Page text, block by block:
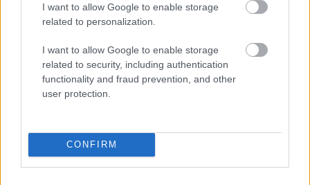
I want to allow Google to enable storage
related to personalization.
I want to allow Google to enable storage
related to security, including authentication
functionality and fraud prevention, and other
user protection.
CONFIRM
Először ahány Kadarkából sillert ittam idáig (Takler,
mindegyik más volt, így nagyon sztem nem tud
kilógni a Polgár siller a sorból. Ahány borász, annyi
stílus, mind a saját elgondolását tartja szem előtt,
hogy mit akar átadni a "siller"-rel. Nekem is van egy
vagy hozza az a bor, vagy nem. V&F írja is, hogy
"megszállottan a fűszert keresi" a Kadarban, de ezt a
Polgáréban nem találta. Ebből azt kell megérteni az